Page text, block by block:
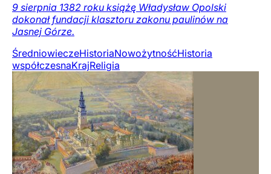
9 sierpnia 1382 roku książę Władysław Opolski
dokonał fundacji klasztoru zakonu paulinów na
Jasnej Górze.
ŚredniowieczeHistoriaNowożytnośćHistoria
współczesnaKrajReligia